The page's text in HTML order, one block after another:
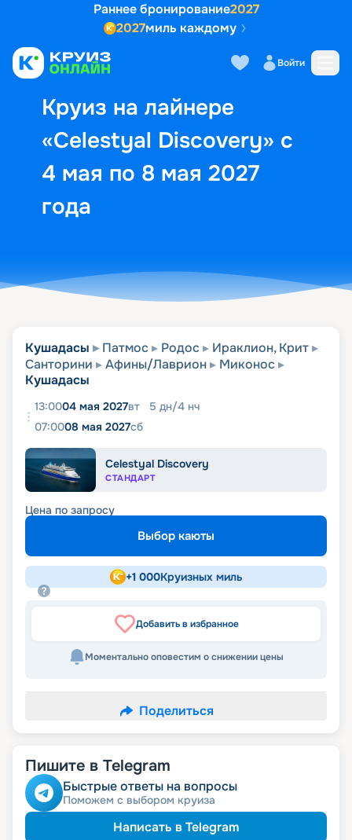
Раннее бронирование2027
2027миль каждому
Войти
Круиз на лайнере
«Celestyal Discovery» с
4 мая по 8 мая 2027
года
Выбор кают Маршрут и
Кушадасы Патмос Родос
Ираклион, Крит
Санторини
Афины/Лаврион
Миконос
Кушадасы
13:0004 мая 2027вт 5 дн/4 нч
07:0008 мая 2027сб
Celestyal Discovery
СТАНДАРТ
Цена по запросу
Выбор каюты
+1 000Круизных миль
Добавить в избранное
Моментально оповестим о снижении цены
Поделиться
Пишите в Telegram
Быстрые ответы на вопросы
Поможем с выбором круиза
Написать в Telegram